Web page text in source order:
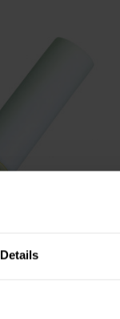
Details
Inhalt:1 Stück